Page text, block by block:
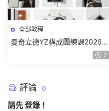
全部教程
曼奇立德YZ構成團練課2026年
8月已結課【畫質高清有課件】
2
評論 0
請先登錄 ！